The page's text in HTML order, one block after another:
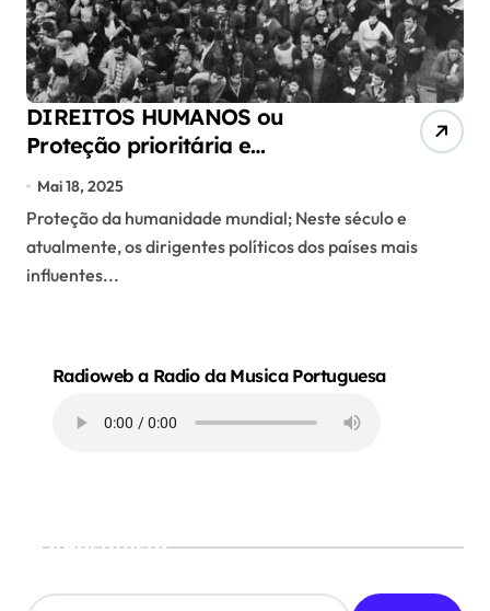
DIREITOS HUMANOS ou
Proteção prioritária e
Mai 18, 2025
Proteção da humanidade mundial; Neste século e
atualmente, os dirigentes políticos dos países mais
influentes...
Radioweb a Radio da Musica Portuguesa
Pesquisar